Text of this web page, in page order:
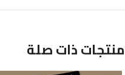
منتجات ذات صلة